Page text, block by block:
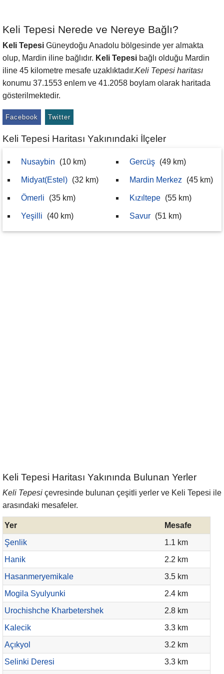
Keli Tepesi Nerede ve Nereye Bağlı?
Keli Tepesi Güneydoğu Anadolu bölgesinde yer almakta
olup, Mardin iline bağlıdır. Keli Tepesi bağlı olduğu Mardin
iline 45 kilometre mesafe uzaklıktadır.Keli Tepesi haritası
konumu 37.1553 enlem ve 41.2058 boylam olarak haritada
gösterilmektedir.
Facebook Twitter
Keli Tepesi Haritası Yakınındaki İlçeler
Nusaybin (10 km)
Midyat(Estel) (32 km)
Ömerli (35 km)
Yeşilli (40 km)
Gercüş (49 km)
Mardin Merkez (45 km)
Kızıltepe (55 km)
Savur (51 km)
Keli Tepesi Haritası Yakınında Bulunan Yerler
Keli Tepesi çevresinde bulunan çeşitli yerler ve Keli Tepesi ile
arasındaki mesafeler.
Yer
Mesafe
Şenlik
1.1 km
Hanik
2.2 km
Hasanmeryemikale
3.5 km
Mogila Syulyunki
2.4 km
Urochishche Kharbetershek
2.8 km
Kalecik
3.3 km
Açıkyol
3.2 km
Selinki Deresi
3.3 km